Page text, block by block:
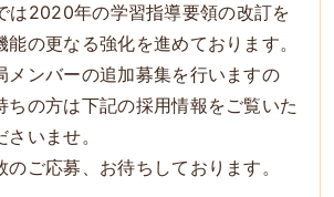
は2020年の学習指導要領の改訂を
能の更なる強化を進めております。
ンバーの追加募集を行いますの
ちの方は下記の採用情報をご覧いた
いませ。
ご応募、お待ちしております。